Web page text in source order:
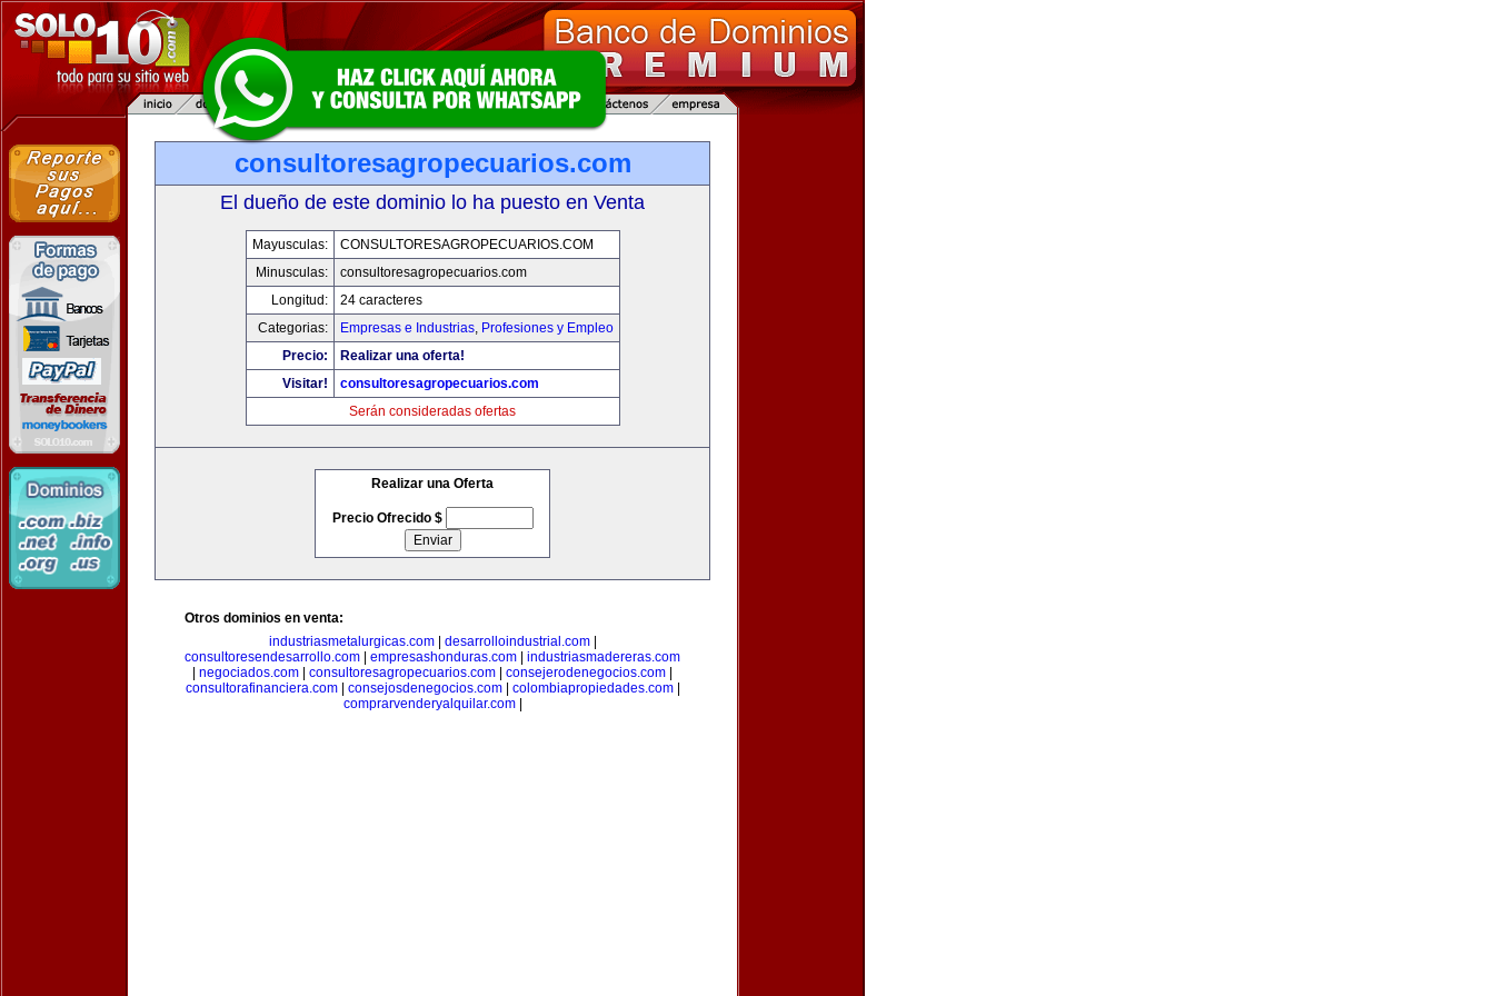
consultoresagropecuarios.com
El dueño de este dominio lo ha puesto en Venta
Mayusculas:
CONSULTORESAGROPECUARIOS.COM
Minusculas:
consultoresagropecuarios.com
Longitud:
24 caracteres
Categorias:
Empresas e Industrias, Profesiones y Empleo
Precio:
Realizar una oferta!
Visitar!
consultoresagropecuarios.com
Serán consideradas ofertas
Realizar una Oferta
Precio Ofrecido $
Otros dominios en venta:
industriasmetalurgicas.com| desarrolloindustrial.com|
consultoresendesarrollo.com
empresashonduras.com
industriasmadereras.com
negociados.com consultoresagropecuarios.com consejerodenegocios.com
consultorafinanciera.com| consejosdenegocios.com| colombiapropiedades.com|
comprarvenderyalquilar.com|